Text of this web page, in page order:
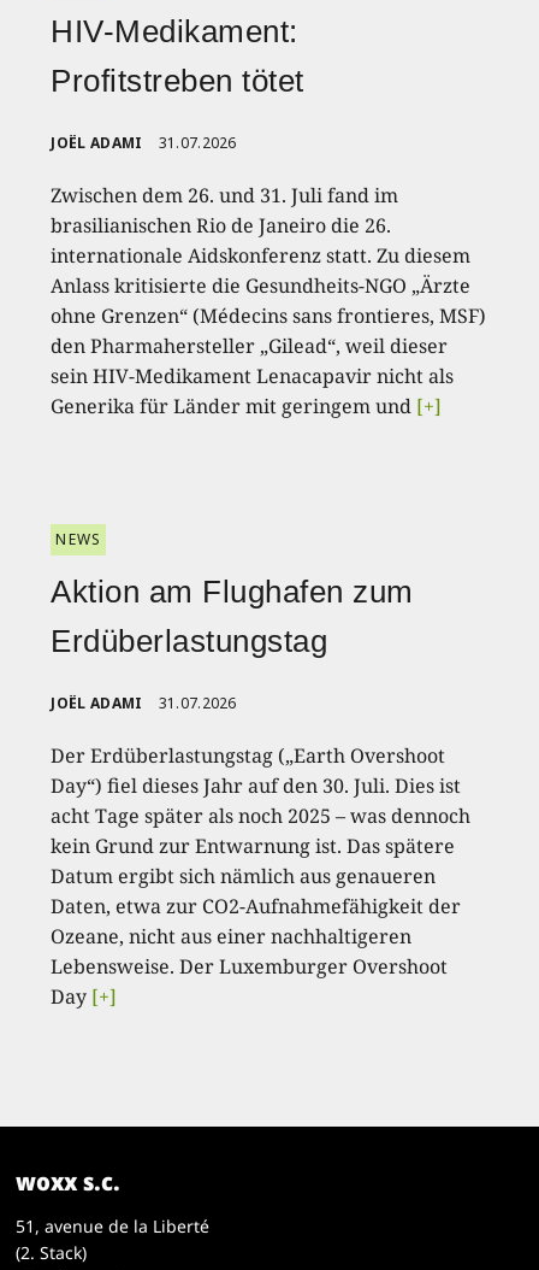
HIV-Medikament:
Profitstreben tötet
JOËL ADAMI 31.07.2026
Zwischen dem 26. und 31. Juli fand im
brasilianischen Rio de Janeiro die 26.
internationale Aidskonferenz statt. Zu diesem
Anlass kritisierte die Gesundheits-NGO „Ärzte
ohne Grenzen“ (Médecins sans frontieres, MSF)
den Pharmahersteller „Gilead“, weil dieser
sein HIV-Medikament Lenacapavir nicht als
Generika für Länder mit geringem und [+]
NEWS
Aktion am Flughafen zum
Erdüberlastungstag
JOËL ADAMI 31.07.2026
Der Erdüberlastungstag („Earth Overshoot
Day“) fiel dieses Jahr auf den 30. Juli. Dies ist
acht Tage später als noch 2025 – was dennoch
kein Grund zur Entwarnung ist. Das spätere
Datum ergibt sich nämlich aus genaueren
Daten, etwa zur CO2-Aufnahmefähigkeit der
Ozeane, nicht aus einer nachhaltigeren
Lebensweise. Der Luxemburger Overshoot
Day [+]
woxx s.c.
51, avenue de la Liberté
(2. Stack)